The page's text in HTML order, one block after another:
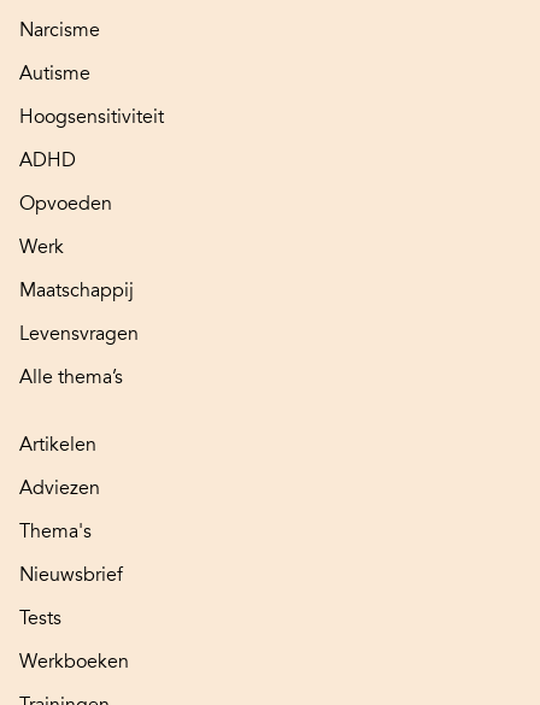
Narcisme
Autisme
Hoogsensitiviteit
ADHD
Opvoeden
Werk
Maatschappij
Levensvragen
Alle thema’s
Artikelen
Adviezen
Thema's
Nieuwsbrief
Tests
Werkboeken